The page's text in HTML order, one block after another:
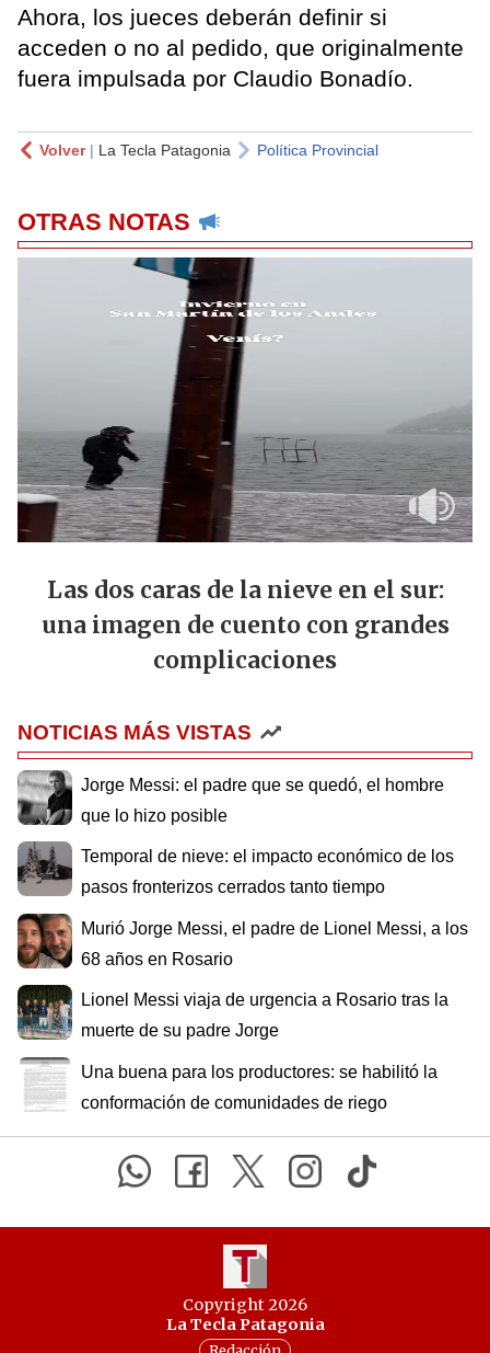
Ahora, los jueces deberán definir si
acceden o no al pedido, que originalmente
fuera impulsada por Claudio Bonadío.
Volver| La Tecla Patagonia Política Provincial
OTRAS NOTAS
Las dos caras de la nieve en el sur:
una imagen de cuento con grandes
complicaciones
NOTICIAS MÁS VISTAS
Jorge Messi: el padre que se quedó, el hombre
que lo hizo posible
Temporal de nieve: el impacto económico de los
pasos fronterizos cerrados tanto tiempo
Murió Jorge Messi, el padre de Lionel Messi, a los
68 años en Rosario
Lionel Messi viaja de urgencia a Rosario tras la
muerte de su padre Jorge
Una buena para los productores: se habilitó la
conformación de comunidades de riego
Copyright 2026
La Tecla Patagonia